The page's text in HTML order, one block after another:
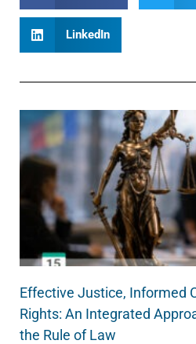
LinkedIn
Effective Justice, Informed
Rights: An Integrated
the Rule of Law